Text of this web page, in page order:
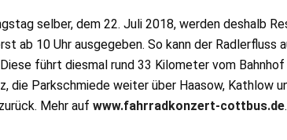
selber, dem 22. Juli 2018, werden deshalb
ab 10 Uhr ausgegeben. So kann der
führt diesmal rund 33 Kilometer vom
die Parkschmiede weiter über Haasow, Kathlow
Mehr auf www.fahrradkonzert-cottbus.de.